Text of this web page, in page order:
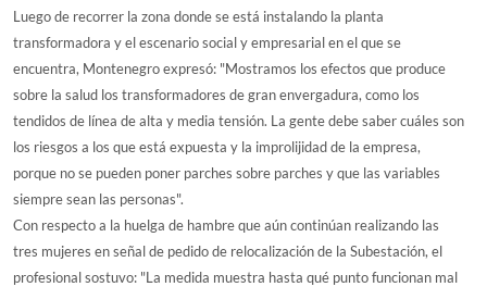
Luego de recorrer la zona donde se está instalando la planta
transformadora y el escenario social y empresarial en el que se
encuentra, Montenegro expresó: "Mostramos los efectos que produce
sobre la salud los transformadores de gran envergadura, como los
tendidos de línea de alta y media tensión. La gente debe saber cuáles son
los riesgos a los que está expuesta y la improlijidad de la empresa,
porque no se pueden poner parches sobre parches y que las variables
siempre sean las personas".
Con respecto a la huelga de hambre que aún continúan realizando las
tres mujeres en señal de pedido de relocalización de la Subestación, el
profesional sostuvo: "La medida muestra hasta qué punto funcionan mal